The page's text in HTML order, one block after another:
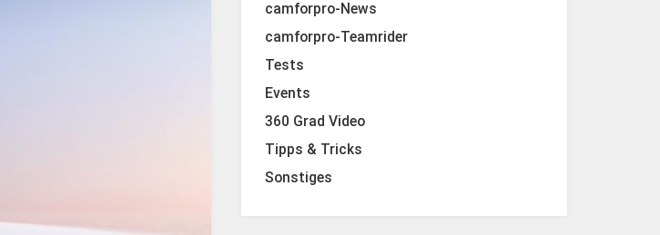
camforpro-News
camforpro-Teamrider
Tests
Events
360 Grad Video
Tipps & Tricks
Sonstiges